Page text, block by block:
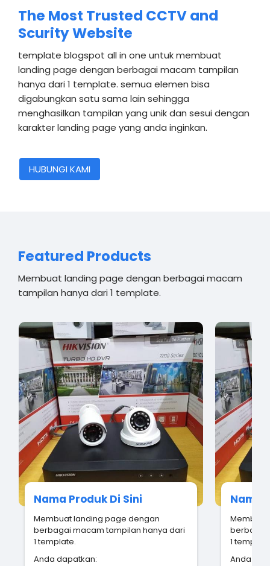
The Most Trusted CCTV and
Scurity Website
template blogspot all in one untuk membuat
landing page dengan berbagai macam tampilan
hanya dari 1 template. semua elemen bisa
digabungkan satu sama lain sehingga
menghasilkan tampilan yang unik dan sesui dengan
karakter landing page yang anda inginkan.
HUBUNGI KAMI
Featured Products
Membuat landing page dengan berbagai macam
tampilan hanya dari 1 template.
Nama Produk Di Sini
Membuat landing page dengan
berbagai macam tampilan hanya dari
1 template.
Anda dapatkan:
Nama
berbagai
1
Anda